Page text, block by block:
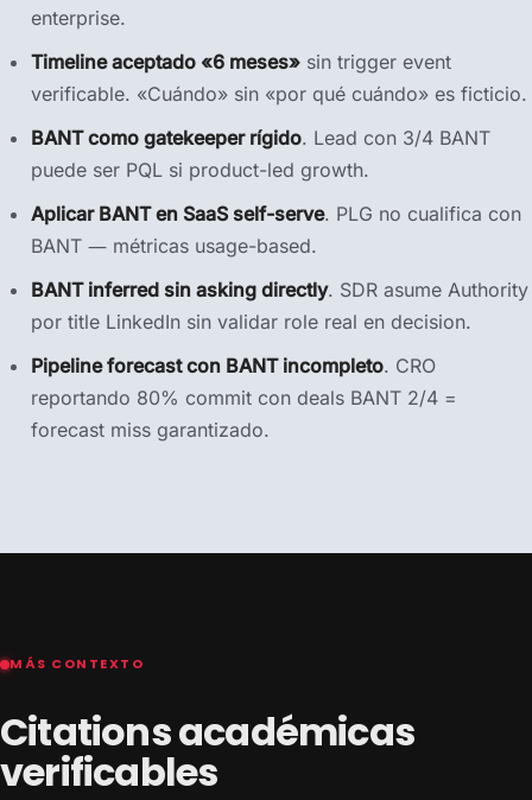
enterprise.
Timeline aceptado «6 meses» sin trigger event
verificable. «Cuándo» sin «por qué cuándo» es ficticio.
BANT como gatekeeper rígido. Lead con 3/4 BANT
puede ser PQL si product-led growth.
Aplicar BANT en SaaS self-serve. PLG no cualifica con
BANT — métricas usage-based.
BANT inferred sin asking directly. SDR asume Authority
por title LinkedIn sin validar role real en decision.
Pipeline forecast con BANT incompleto. CRO
reportando 80% commit con deals BANT 2/4 =
forecast miss garantizado.
MÁS CONTEXTO
Citations académicas
verificables